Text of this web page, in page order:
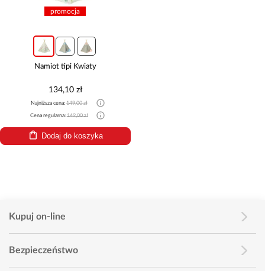
promocja
Namiot tipi Kwiaty
134,10 zł
Najniższa cena:149,00 zł
Cena regularna:149,00 zł
Dodaj do koszyka
Kupuj on-line
Bezpieczeństwo